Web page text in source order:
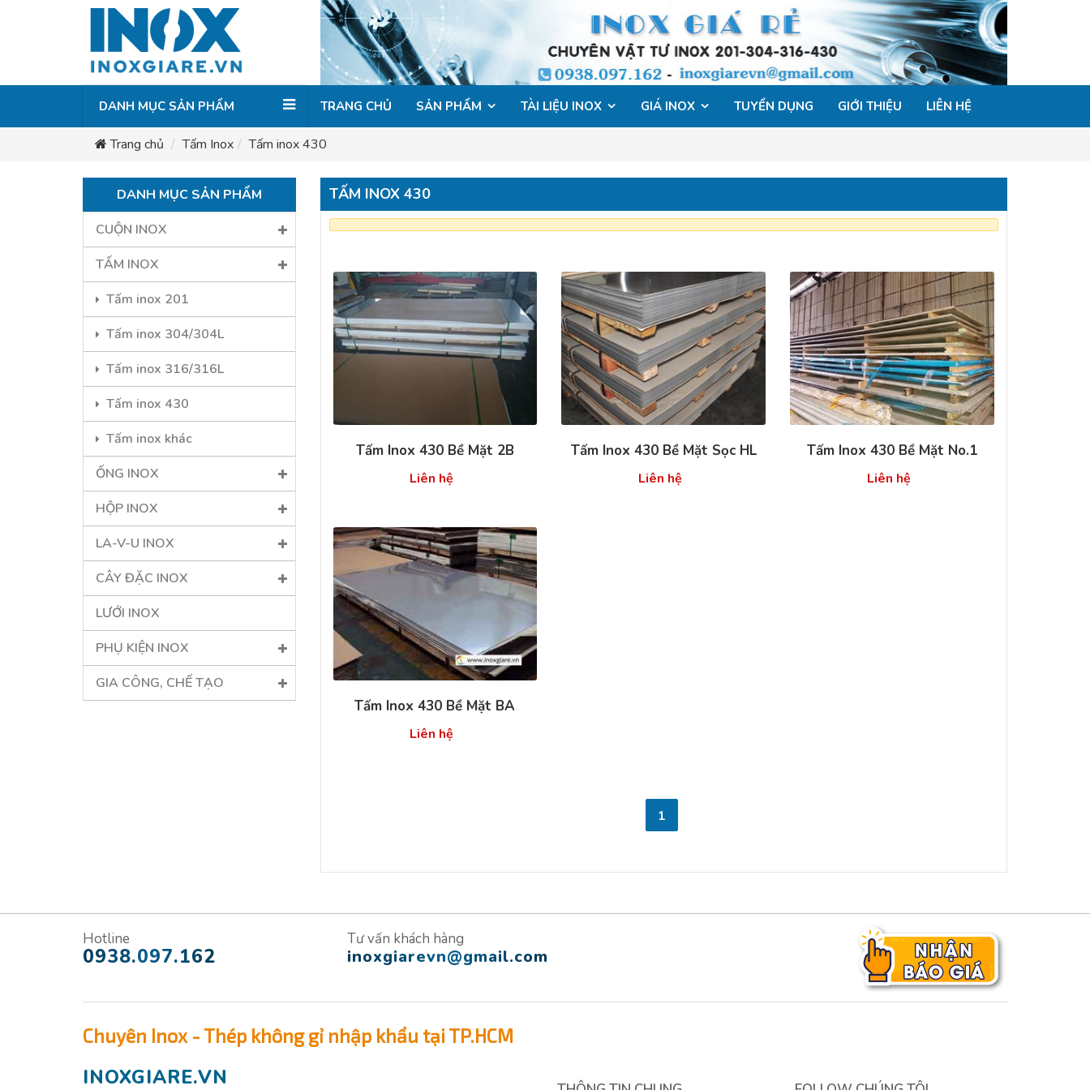
DANH MỤC SẢN PHẨM TRANG CHỦ SẢN PHẨM TÀI LIỆU INOX GIÁ INOX TUYỂN DỤNG GIỚI THIỆU LIÊN HỆ
Trang chủ Tấm Inox Tấm inox 430
DANH MỤC SẢN PHẨM
CUỘN INOX
TẤM INOX
Tấm inox 201
Tấm inox 304/304L
Tấm inox 316/316L
Tấm inox 430
Tấm inox khác
ỐNG INOX
HỘP INOX
LA-V-U INOX
CÂY ĐẶC INOX
LƯỚI INOX
PHỤ KIỆN INOX
GIA CÔNG, CHẾ TẠO
TẤM INOX 430
Tấm Inox 430 Bề Mặt 2B
Liên hệ
Tấm Inox 430 Bề Mặt Sọc HL
Liên hệ
Tấm Inox 430 Bề Mặt No.1
Liên hệ
Tấm Inox 430 Bề Mặt BA
Liên hệ
1
Hotline
0938.097.162
Tư vấn khách hàng
inoxgiarevn@gmail.com
Chuyên Inox - Thép không gỉ nhập khẩu tại TP.HCM
INOXGIARE.VN